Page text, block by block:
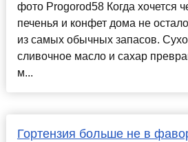
фото Progorod58 Когда хочется
печенья и конфет дома не
из самых обычных запасов.
сливочное масло и сахар
м...
Гортензия больше не в